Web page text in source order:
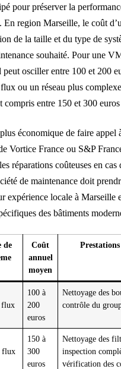
pour préserver la
En region Marseille, le coût
de la taille et du type de
souhaité. Pour une
peut osciller entre 100 et 200
ou un réseau plus
compris entre 150 et 300
économique de faire appel
Vortice France ou S&P
réparations coûteuses en
de maintenance doit
expérience locale à Marseille
des bâtiments
de
Coût
annuel
moyen
flux
100 à
200
euros
Nettoyage des
contrôle du
flux
150 à
300
euros
Nettoyage des
inspection
vérification des